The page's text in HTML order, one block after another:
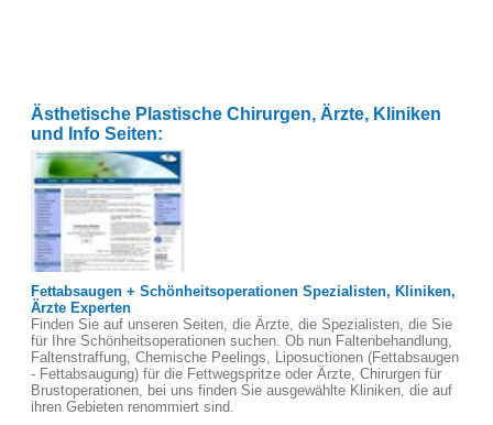
Ästhetische Plastische Chirurgen, Ärzte, Kliniken
und Info Seiten:
Fettabsaugen + Schönheitsoperationen Spezialisten, Kliniken,
Ärzte Experten
Finden Sie auf unseren Seiten, die Ärzte, die Spezialisten, die Sie
für Ihre Schönheitsoperationen suchen. Ob nun Faltenbehandlung,
Faltenstraffung, Chemische Peelings, Liposuctionen (Fettabsaugen
- Fettabsaugung) für die Fettwegspritze oder Ärzte, Chirurgen für
Brustoperationen, bei uns finden Sie ausgewählte Kliniken, die auf
ihren Gebieten renommiert sind.